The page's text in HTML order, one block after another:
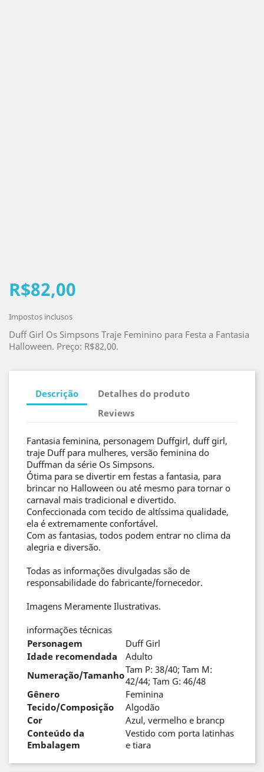
R$82,00
Impostos inclusos
Duff Girl Os Simpsons Traje Feminino para Festa a Fantasia
Halloween. Preço: R$82,00.
Descrição
Detalhes do produto
Reviews
Fantasia feminina, personagem Duffgirl, duff girl,
traje Duff para mulheres, versão feminina do
Duffman da série Os Simpsons.
Ótima para se divertir em festas a fantasia, para
brincar no Halloween ou até mesmo para tornar o
carnaval mais tradicional e divertido.
Confeccionada com tecido de altíssima qualidade,
ela é extremamente confortável.
Com as fantasias, todos podem entrar no clima da
alegria e diversão.
Todas as informações divulgadas são de
responsabilidade do fabricante/fornecedor.
Imagens Meramente Ilustrativas.
informações técnicas
Personagem
Duff Girl
Idade recomendada
Adulto
Numeração/TamanhoTam P: 38/40; Tam M:
42/44; Tam G: 46/48
Gênero
Feminina
Tecido/Composição
Algodão
Cor
Azul, vermelho e brancp
Conteúdo da
Embalagem
Vestido com porta latinhas
e tiara